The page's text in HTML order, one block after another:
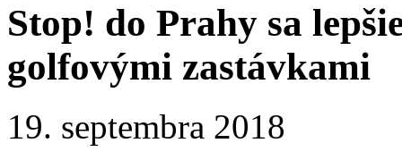
Stop! do Prahy sa
golfovými zastávkami
19. septembra 2018